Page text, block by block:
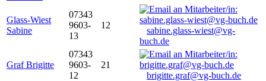
Glass-Wiest
Sabine
07343
9603-
13
12
sabine.glass-wiest@vg-
buch.de
Graf Brigitte
07343
9603-
12
21
brigitte.graf@vg-buch.de